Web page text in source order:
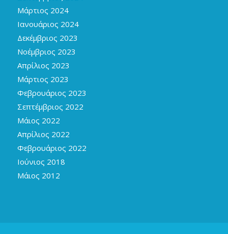
Μάρτιος 2024
Ιανουάριος 2024
Δεκέμβριος 2023
Νοέμβριος 2023
Απρίλιος 2023
Μάρτιος 2023
Φεβρουάριος 2023
Σεπτέμβριος 2022
Μάιος 2022
Απρίλιος 2022
Φεβρουάριος 2022
Ιούνιος 2018
Μάιος 2012